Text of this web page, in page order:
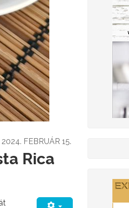
2024. FEBRUÁR 15.
Rica